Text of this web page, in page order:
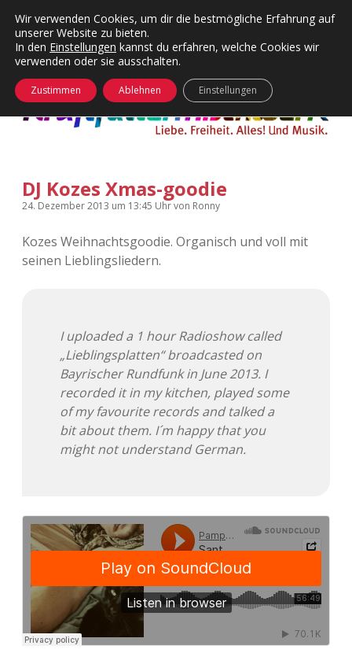
Kategorien
Menü
24 Hours Chilling
Die Wende
KFMW-Disco
Kopfkinomusik
Täglicher Sinnwahn
Visuelles
Wandnotizen
KFMW-Disco
Dates
Contact
Menü
öffnen
Adventskalender 2010
Adventskalender 2012
Adventskalender 2013
Adventskalender 2014
Adventskalender 2015
Adventskalender 2017
Adventskalender 2018
Adventskalender 2019
Adventskalender 2020
öffnen
DJ Kozes Xmas-goodie
24. Dezember 2013 um 13:45 Uhrvon Ronny
Kozes Weihnachtsgoodie. Organisch und voll mit
seinen Lieblingsliedern.
I uploaded a 1 hour Radioshow called
„Lieblingsplatten“ broadcasted on
Bayrischer Rundfunk in June 2013. I
recorded it in my kitchen, played some
of my favourite records and talked a
bit about them. I´m happy that you
might not understand German.
Wir verwenden Cookies, um dir die bestmögliche Erfahrung auf
unserer Website zu bieten.
In den Einstellungen kannst du erfahren, welche Cookies wir
verwenden oder sie ausschalten.
Zustimmen Ablehnen Einstellungen